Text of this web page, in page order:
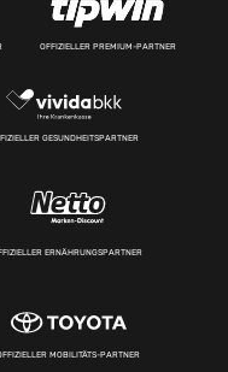
OFFIZIELLER PREMIUM-PARTNER
GESUNDHEITSPARTNER
ERNÄHRUNGSPARTNER
MOBILITÄTS-PARTNER